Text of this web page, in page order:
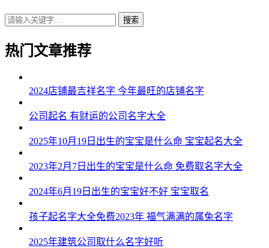
搜索
热门文章推荐
2024店铺最吉祥名字 今年最旺的店铺名字
公司起名 有财运的公司名字大全
2025年10月19日出生的宝宝是什么命 宝宝起名大全
2023年2月7日出生的宝宝是什么命 免费取名字大全
2024年6月19日出生的宝宝好不好 宝宝取名
孩子起名字大全免费2023年 福气满满的属兔名字
2025年建筑公司取什么名字好听